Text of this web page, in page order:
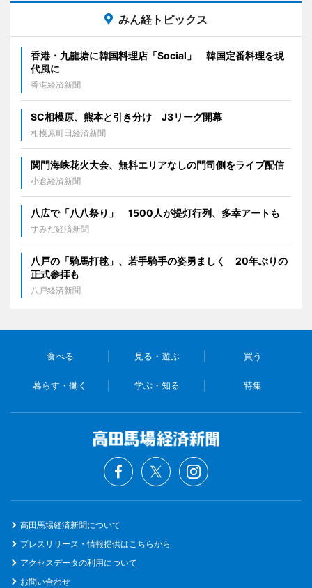
みん経トピックス
香港・九龍塘に韓国料理店「Social」 韓国定番料理を現
代風に
香港経済新聞
SC相模原、熊本と引き分け J3リーグ開幕
相模原町田経済新聞
関門海峡花火大会、無料エリアなしの門司側をライブ配信
小倉経済新聞
八広で「八八祭り」 1500人が提灯行列、多幸アートも
すみだ経済新聞
八戸の「騎馬打毬」、若手騎手の姿勇ましく 20年ぶりの
正式参拝も
八戸経済新聞
食べる 見る・遊ぶ 買う
暮らす・働く 学ぶ・知る 特集
高田馬場経済新聞について
プレスリリース・情報提供はこちらから
アクセスデータの利用について
お問い合わせ